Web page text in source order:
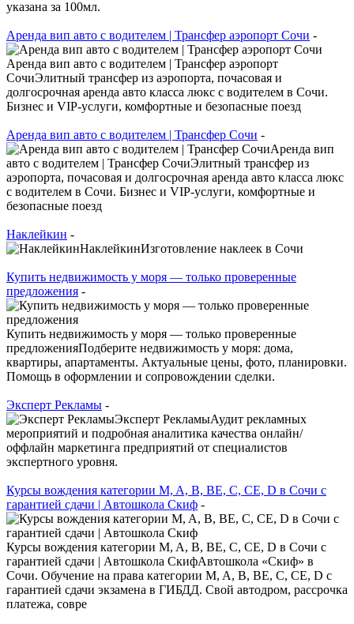
указана за 100мл.
Аренда вип авто с водителем | Трансфер аэропорт Сочи -
Аренда вип авто с водителем | Трансфер аэропорт
СочиЭлитный трансфер из аэропорта, почасовая и
долгосрочная аренда авто класса люкс с водителем в Сочи.
Бизнес и VIP-услуги, комфортные и безопасные поезд
Аренда вип авто с водителем | Трансфер Сочи -
Аренда вип
авто с водителем | Трансфер СочиЭлитный трансфер из
аэропорта, почасовая и долгосрочная аренда авто класса люкс
с водителем в Сочи. Бизнес и VIP-услуги, комфортные и
безопасные поезд
Наклейкин -
НаклейкинИзготовление наклеек в Сочи
Купить недвижимость у моря — только проверенные
предложения -
Купить недвижимость у моря — только проверенные
предложенияПодберите недвижимость у моря: дома,
квартиры, апартаменты. Актуальные цены, фото, планировки.
Помощь в оформлении и сопровождении сделки.
Эксперт Рекламы -
Эксперт РекламыАудит рекламных
мероприятий и подробная аналитика качества онлайн/
оффлайн маркетинга предприятий от специалистов
экспертного уровня.
Курсы вождения категории M, A, B, BE, C, CE, D в Сочи с
гарантией сдачи | Автошкола Скиф -
Курсы вождения категории M, A, B, BE, C, CE, D в Сочи с
гарантией сдачи | Автошкола СкифАвтошкола «Скиф» в
Сочи. Обучение на права категории M, A, B, BE, C, CE, D с
гарантией сдачи экзамена в ГИБДД. Свой автодром, рассрочка
платежа, совре